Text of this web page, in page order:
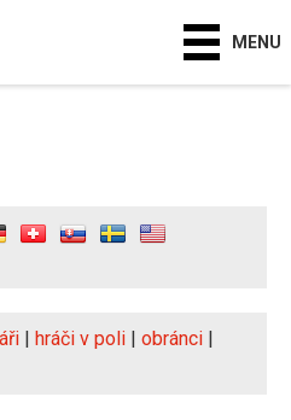
MENU
| hráči v poli | obránci |